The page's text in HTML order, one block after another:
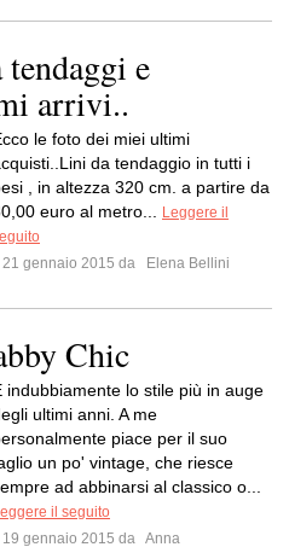
e
arrivi..
le foto dei miei ultimi
da tendaggio in tutti i
, in altezza 320 cm. a partire da
euro al metro...
Leggere il
Il 21 gennaio 2015 da
Elena Bellini
Chic
indubbiamente lo stile più in auge
ultimi anni. A me
piace per il suo
un po' vintage, che riesce
ad abbinarsi al classico o...
il seguito
Il 19 gennaio 2015 da Anna